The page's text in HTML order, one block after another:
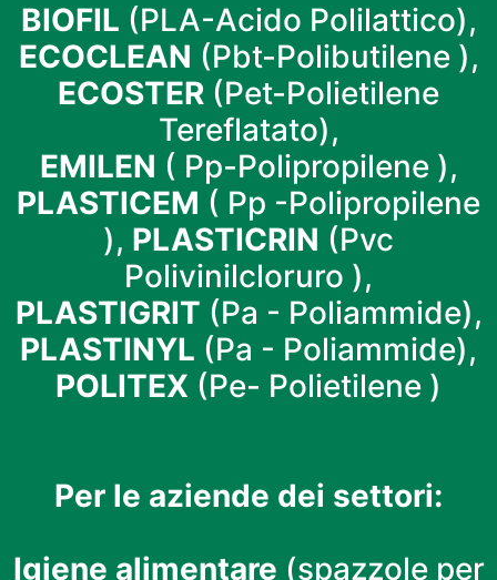
BIOFIL (PLA-Acido Polilattico),
ECOCLEAN (Pbt-Polibutilene ),
ECOSTER (Pet-Polietilene
Tereflatato),
EMILEN ( Pp-Polipropilene ),
PLASTICEM ( Pp -Polipropilene
), PLASTICRIN (Pvc
Polivinilcloruro ),
PLASTIGRIT (Pa - Poliammide),
PLASTINYL (Pa - Poliammide),
POLITEX (Pe- Polietilene )
Per le aziende dei settori:
Igiene alimentare (spazzole per